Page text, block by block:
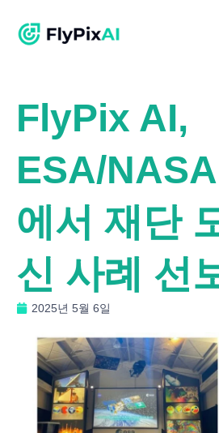
FlyPix AI,
ESA/
에서 재단
신 사례 선
2025년 5월 6일